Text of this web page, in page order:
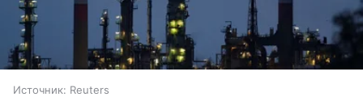
Источник: Reuters